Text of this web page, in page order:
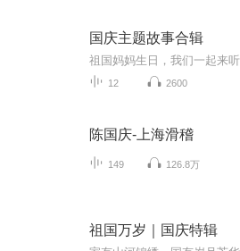
国庆主题故事合辑
12 2600
陈国庆-上海滑稽
149 126.8万
祖国万岁｜国庆特辑